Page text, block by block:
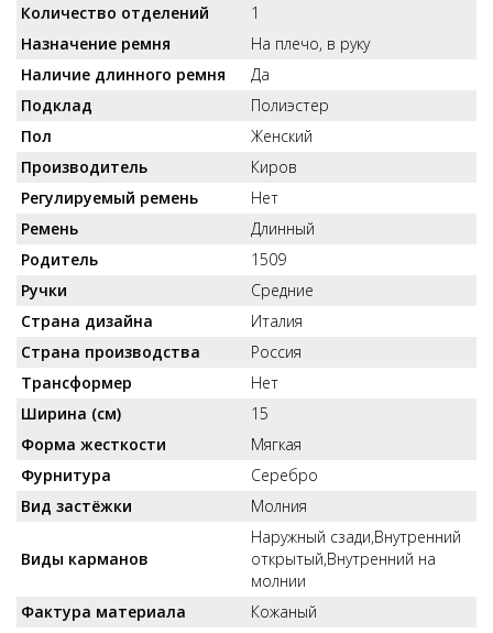
Количество отделений
1
Назначение ремня
На плечо, в руку
Наличие длинного ремня
Да
Подклад
Полиэстер
Пол
Женский
Производитель
Киров
Регулируемый ремень
Нет
Ремень
Длинный
Родитель
1509
Ручки
Средние
Страна дизайна
Италия
Страна производства
Россия
Трансформер
Нет
Ширина (см)
15
Форма жесткости
Мягкая
Фурнитура
Серебро
Вид застёжки
Молния
Виды карманов
Наружный сзади,Внутренний
открытый,Внутренний на
молнии
Фактура материала
Кожаный